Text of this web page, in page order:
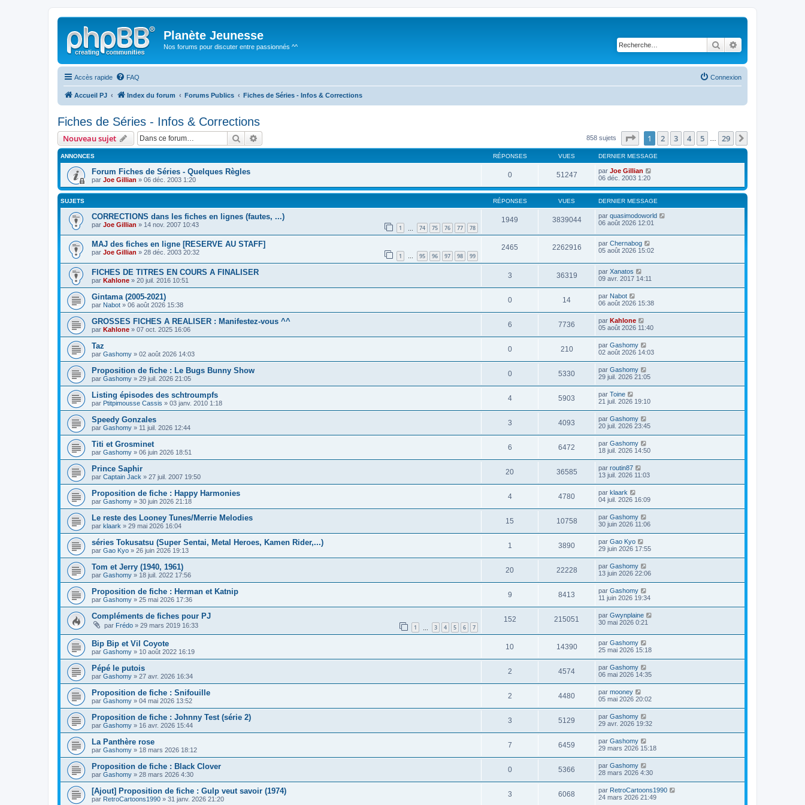
Planète Jeunesse
Nos forums pour discuter entre passionnés ^^ Rechercher
Accès rapide FAQ Connexion
Accueil PJ Index du forum Forums Publics Fiches de Séries - Infos & Corrections
Fiches de Séries - Infos & Corrections
Nouveau sujet Rechercher 858 sujets Page sur29
1 2 3 4 5 29
ANNONCES RÉPONSES VUES DERNIER MESSAGE
Forum Fiches de Séries - Quelques Règles
par Joe Gillian » 06 déc. 2003 1:20
0 51247 par Joe Gillian
06 déc. 2003 1:20
SUJETS RÉPONSES VUES DERNIER MESSAGE
CORRECTIONS dans les fiches en lignes (fautes, ...)
par Joe Gillian » 14 nov. 2007 10:43 1 74 75 76 77 78
1949 3839044 par quasimodoworld
06 août 2026 12:01
MAJ des fiches en ligne [RESERVE AU STAFF]
par Joe Gillian » 28 déc. 2003 20:32 1 … 95 96 97 98 99
2465 2262916 par Chernabog
05 août 2026 15:02
FICHES DE TITRES EN COURS A FINALISER
par Kahlone » 20 juil. 2016 10:51
3 36319 par Xanatos
09 avr. 2017 14:11
Gintama (2005-2021)
par Nabot » 06 août 2026 15:38
0 14 par Nabot
06 août 2026 15:38
GROSSES FICHES A REALISER : Manifestez-vous ^^
par Kahlone » 07 oct. 2025 16:06
6 7736 par Kahlone
05 août 2026 11:40
Taz
par Gashomy » 02 août 2026 14:03
0 210 par Gashomy
02 août 2026 14:03
Proposition de fiche : Le Bugs Bunny Show
par Gashomy » 29 juil. 2026 21:05
0 5330 par Gashomy
29 juil. 2026 21:05
Listing épisodes des schtroumpfs
par Ptitpimousse Cassis » 03 janv. 2010 1:18
4 5903 par Toine
21 juil. 2026 19:10
Speedy Gonzales
par Gashomy » 11 juil. 2026 12:44
3 4093 par Gashomy
20 juil. 2026 23:45
Titi et Grosminet
par Gashomy » 06 juin 2026 18:51
6 6472 par Gashomy
18 juil. 2026 14:50
Prince Saphir
par Captain Jack » 27 juil. 2007 19:50
20 36585 par routin87
13 juil. 2026 11:03
Proposition de fiche : Happy Harmonies
par Gashomy » 30 juin 2026 21:18
4 4780 par klaark
04 juil. 2026 16:09
Le reste des Looney Tunes/Merrie Melodies
par klaark » 29 mai 2026 16:04
15 10758 par Gashomy
30 juin 2026 11:06
séries Tokusatsu (Super Sentai, Metal Heroes, Kamen Rider,...)
par Gao Kyo » 26 juin 2026 19:13
1 3890 par Gao Kyo
29 juin 2026 17:55
Tom et Jerry (1940, 1961)
par Gashomy » 18 juil. 2022 17:56
20 22228 par Gashomy
13 juin 2026 22:06
Proposition de fiche : Herman et Katnip
par Gashomy » 25 mai 2026 17:36
9 8413 par Gashomy
11 juin 2026 19:34
Compléments de fiches pour PJ
par Frédo » 29 mars 2019 16:33 1 3 4 5 6 7
152 215051 par Gwynplaine
30 mai 2026 0:21
Bip Bip et Vil Coyote
par Gashomy » 10 août 2022 16:19
10 14390 par Gashomy
25 mai 2026 15:18
Pépé le putois
par Gashomy » 27 avr. 2026 16:34
2 4574 par Gashomy
06 mai 2026 14:35
Proposition de fiche : Snifouille
par Gashomy » 04 mai 2026 13:52
2 4480 par mooney
05 mai 2026 20:02
Proposition de fiche : Johnny Test (série 2)
par Gashomy » 16 avr. 2026 15:44
3 5129 par Gashomy
29 avr. 2026 19:32
La Panthère rose
par Gashomy » 18 mars 2026 18:12
7 6459 par Gashomy
29 mars 2026 15:18
Proposition de fiche : Black Clover
par Gashomy » 28 mars 2026 4:30
0 5366 par Gashomy
28 mars 2026 4:30
[Ajout] Proposition de fiche : Gulp veut savoir (1974)
par RetroCartoons1990 » 31 janv. 2026 21:20
3 6068 par RetroCartoons1990
24 mars 2026 21:49